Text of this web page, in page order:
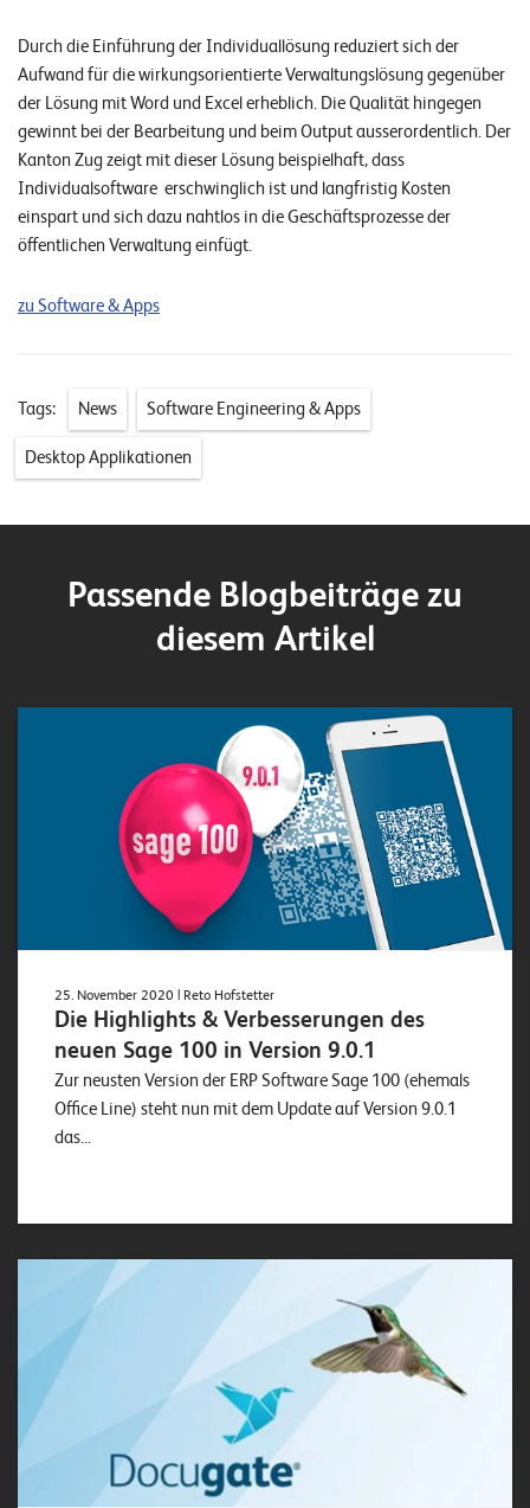
©
2
0
2
2
e
r
S
u
t
s
Durch die Einführung der Individuallösung reduziert sich der
Aufwand für die wirkungsorientierte Verwaltungslösung gegenüber
der Lösung mit Word und Excel erheblich. Die Qualität hingegen
gewinnt bei der Bearbeitung und beim Output ausserordentlich. Der
Kanton Zug zeigt mit dieser Lösung beispielhaft, dass
Individualsoftware erschwinglich ist und langfristig Kosten
einspart und sich dazu nahtlos in die Geschäftsprozesse der
öffentlichen Verwaltung einfügt.
zu Software & Apps
Tags: News Software Engineering & Apps
Desktop Applikationen
Passende Blogbeiträge zu
diesem Artikel
25. November 2020 | Reto Hofstetter
Die Highlights & Verbesserungen des
neuen Sage 100 in Version 9.0.1
Zur neusten Version der ERP Software Sage 100 (ehemals
Office Line) steht nun mit dem Update auf Version 9.0.1
das...